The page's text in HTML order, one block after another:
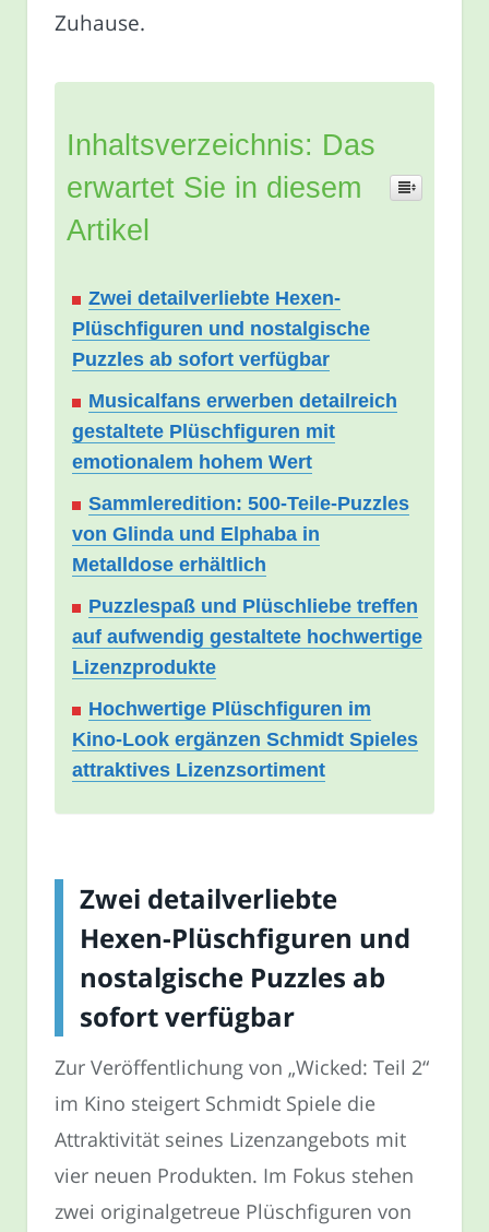
Zuhause.
Inhaltsverzeichnis: Das
erwartet Sie in diesem
Artikel
Zwei detailverliebte Hexen-
Plüschfiguren und nostalgische
Puzzles ab sofort verfügbar
Musicalfans erwerben detailreich
gestaltete Plüschfiguren mit
emotionalem hohem Wert
Sammleredition: 500-Teile-Puzzles
von Glinda und Elphaba in
Metalldose erhältlich
Puzzlespaß und Plüschliebe treffen
auf aufwendig gestaltete hochwertige
Lizenzprodukte
Hochwertige Plüschfiguren im
Kino-Look ergänzen Schmidt Spieles
attraktives Lizenzsortiment
Zwei detailverliebte
Hexen-Plüschfiguren und
nostalgische Puzzles ab
sofort verfügbar
Zur Veröffentlichung von „Wicked: Teil 2“
im Kino steigert Schmidt Spiele die
Attraktivität seines Lizenzangebots mit
vier neuen Produkten. Im Fokus stehen
zwei originalgetreue Plüschfiguren von